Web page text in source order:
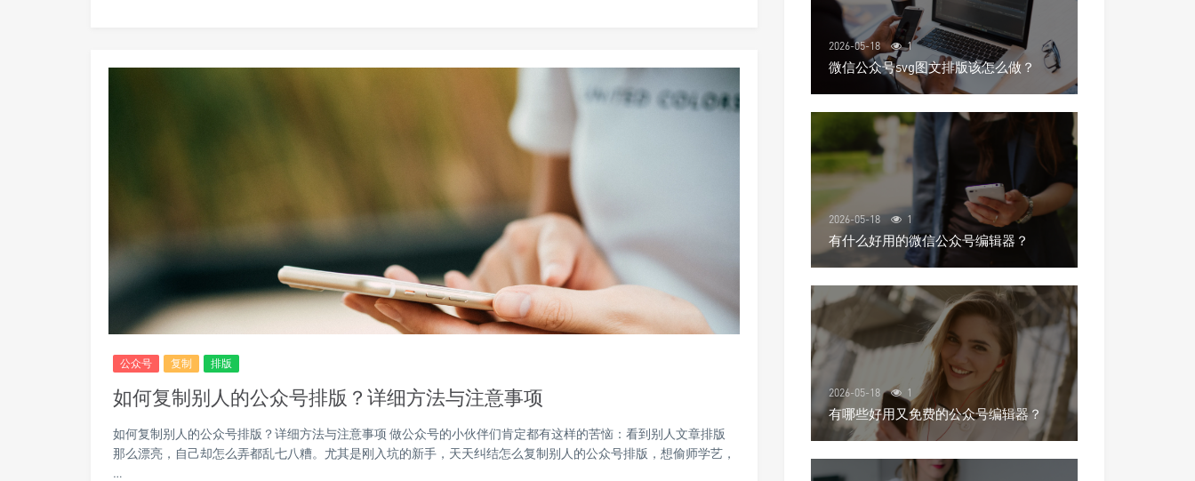
公众号 复制 排版
如何复制别人的公众号排版？详细方法与注意事项
如何复制别人的公众号排版？详细方法与注意事项 做公众号的小伙伴们肯定都有这样的苦恼：看到别人文章排版
那么漂亮，自己却怎么弄都乱七八糟。尤其是刚入坑的新手，天天纠结怎么复制别人的公众号排版，想偷师学艺，
…
2026-05-18 1
微信公众号svg图文排版该怎么做？
2026-05-18 1
有什么好用的微信公众号编辑器？
2026-05-18 1
有哪些好用又免费的公众号编辑器？